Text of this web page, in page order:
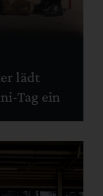
lädt
Tag ein